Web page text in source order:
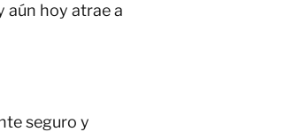
aún hoy atrae a
seguro y